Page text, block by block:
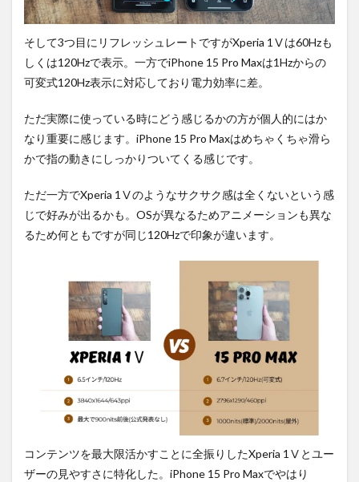
そして3つ目にリフレッシュレートですがXperia 1Ⅴは60Hzも
しくは120Hzで表示。一方でiPhone 15 Pro Maxは1Hzからの
可変式120Hz表示に対応しており電力効率に差。
ただ実際に使っている時にどう感じるかの方が個人的にはか
なり重要に感じます。iPhone 15 Pro Maxはめちゃくちゃ滑ら
かで指の動きにしっかりついてくる感じです。
ただ一方でXperia 1Ⅴのようなサクサク感は全くないという感
じで好みが出るかも。OSが異なるためアニメーションも異な
るため何ともですが同じ120Hzで印象が違います。
コンテンツを最大限活かすことに全振りしたXperia 1Ⅴとユー
ザーの見やすさに特化した。iPhone 15 Pro Maxでやはり